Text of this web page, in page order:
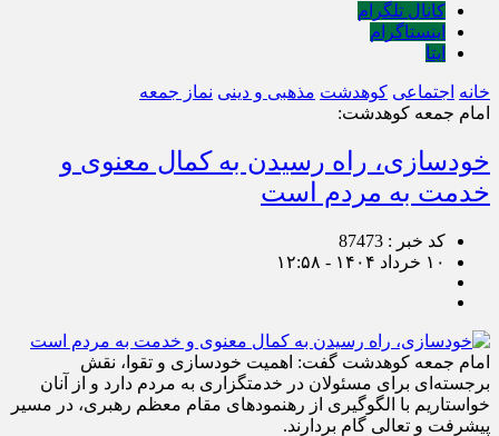
کانال تلگرام
اینستاگرام
ایتا
خانه اجتماعی کوهدشت مذهبی و دینی نماز جمعه
امام جمعه کوهدشت:
خودسازی، راه رسیدن به کمال معنوی و
خدمت به مردم است
کد خبر : 87473
۱۰ خرداد ۱۴۰۴ - ۱۲:۵۸
امام جمعه کوهدشت گفت: اهمیت خودسازی و تقوا، نقش
برجسته‌ای برای مسئولان در خدمتگزاری به مردم دارد و از آنان
خواستاریم با الگوگیری از رهنمودهای مقام معظم رهبری، در مسیر
پیشرفت و تعالی گام بردارند.